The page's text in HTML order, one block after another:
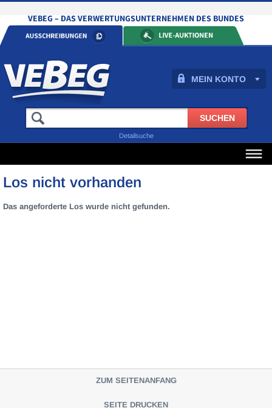
MEIN KONTO
Detailsuche
Los nicht vorhanden
Das angeforderte Los wurde nicht gefunden.
ZUM SEITENANFANG
SEITE DRUCKEN